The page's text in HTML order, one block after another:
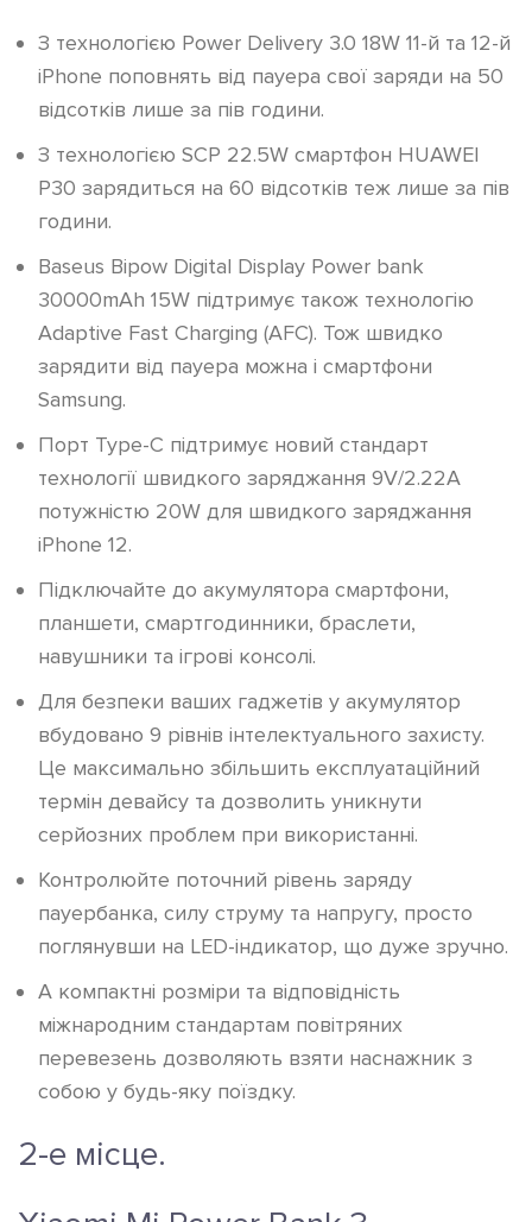
З технологією Power Delivery 3.0 18W 11-й та 12-й
iPhone поповнять від пауера свої заряди на 50
відсотків лише за пів години.
З технологією SCP 22.5W смартфон HUAWEI
P30 зарядиться на 60 відсотків теж лише за пів
години.
Baseus Bipow Digital Display Power bank
30000mAh 15W підтримує також технологію
Adaptive Fast Charging (AFC). Тож швидко
зарядити від пауера можна і смартфони
Samsung.
Порт Type-C підтримує новий стандарт
технології швидкого заряджання 9V/2.22A
потужністю 20W для швидкого заряджання
iPhone 12.
Підключайте до акумулятора смартфони,
планшети, смартгодинники, браслети,
навушники та ігрові консолі.
Для безпеки ваших гаджетів у акумулятор
вбудовано 9 рівнів інтелектуального захисту.
Це максимально збільшить експлуатаційний
термін девайсу та дозволить уникнути
серйозних проблем при використанні.
Контролюйте поточний рівень заряду
пауербанка, силу струму та напругу, просто
поглянувши на LED-індикатор, що дуже зручно.
А компактні розміри та відповідність
міжнародним стандартам повітряних
перевезень дозволяють взяти наснажник з
собою у будь-яку поїздку.
2-е місце.